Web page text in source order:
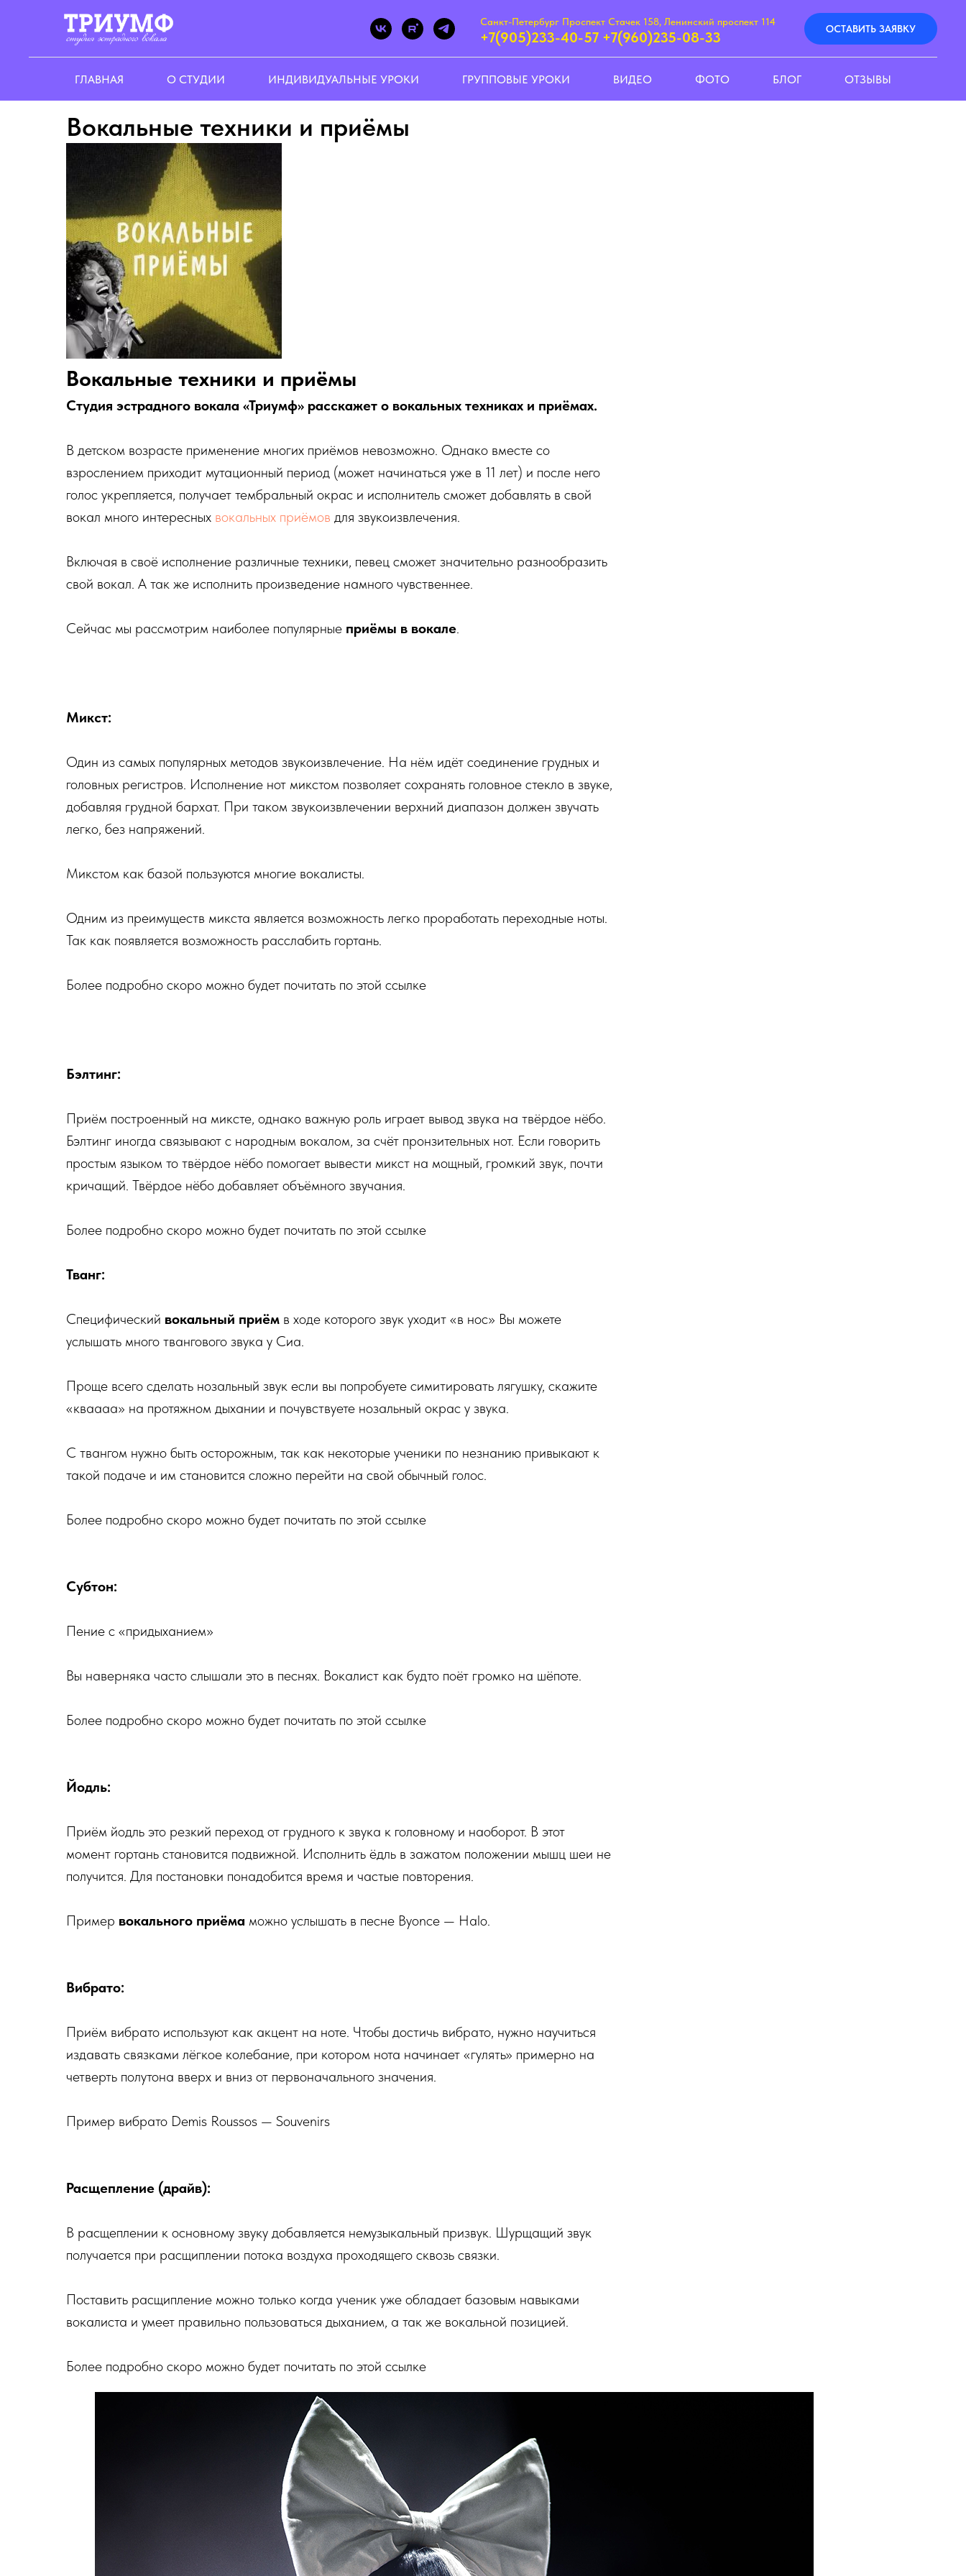
Санкт-Петербург Проспект Стачек 158, Ленинский проспект 114
+7(905)233-40-57 +7(960)235-08-33
ОСТАВИТЬ ЗАЯВКУ
ГЛАВНАЯ О СТУДИИ ИНДИВИДУАЛЬНЫЕ УРОКИ ГРУППОВЫЕ УРОКИ ВИДЕО ФОТО БЛОГ ОТЗЫВЫ
Вокальные техники и приёмы
Вокальные техники и приёмы
Студия эстрадного вокала «Триумф» расскажет о вокальных техниках и приёмах.
В детском возрасте применение многих приёмов невозможно. Однако вместе со
взрослением приходит мутационный период (может начинаться уже в 11 лет) и после него
голос укрепляется, получает тембральный окрас и исполнитель сможет добавлять в свой
вокал много интересных вокальных приёмов для звукоизвлечения.
Включая в своё исполнение различные техники, певец сможет значительно разнообразить
свой вокал. А так же исполнить произведение намного чувственнее.
Сейчас мы рассмотрим наиболее популярные приёмы в вокале.
Микст:
Один из самых популярных методов звукоизвлечение. На нём идёт соединение грудных и
головных регистров. Исполнение нот микстом позволяет сохранять головное стекло в звуке,
добавляя грудной бархат. При таком звукоизвлечении верхний диапазон должен звучать
легко, без напряжений.
Микстом как базой пользуются многие вокалисты.
Одним из преимуществ микста является возможность легко проработать переходные ноты.
Так как появляется возможность расслабить гортань.
Более подробно скоро можно будет почитать по этой ссылке
Бэлтинг:
Приём построенный на миксте, однако важную роль играет вывод звука на твёрдое нёбо.
Бэлтинг иногда связывают с народным вокалом, за счёт пронзительных нот. Если говорить
простым языком то твёрдое нёбо помогает вывести микст на мощный, громкий звук, почти
кричащий. Твёрдое нёбо добавляет объёмного звучания.
Более подробно скоро можно будет почитать по этой ссылке
Тванг:
Специфический вокальный приём в ходе которого звук уходит «в нос» Вы можете
услышать много твангового звука у Сиа.
Проще всего сделать нозальный звук если вы попробуете симитировать лягушку, скажите
«кваааа» на протяжном дыхании и почувствуете нозальный окрас у звука.
С твангом нужно быть осторожным, так как некоторые ученики по незнанию привыкают к
такой подаче и им становится сложно перейти на свой обычный голос.
Более подробно скоро можно будет почитать по этой ссылке
Субтон:
Пение с «придыханием»
Вы наверняка часто слышали это в песнях. Вокалист как будто поёт громко на шёпоте.
Более подробно скоро можно будет почитать по этой ссылке
Йодль:
Приём йодль это резкий переход от грудного к звука к головному и наоборот. В этот
момент гортань становится подвижной. Исполнить ёдль в зажатом положении мышц шеи не
получится. Для постановки понадобится время и частые повторения.
Пример вокального приёма можно услышать в песне Byonce — Halo.
Вибрато:
Приём вибрато используют как акцент на ноте. Чтобы достичь вибрато, нужно научиться
издавать связками лёгкое колебание, при котором нота начинает «гулять» примерно на
четверть полутона вверх и вниз от первоначального значения.
Пример вибрато Demis Roussos — Souvenirs
Расщепление (драйв):
В расщеплении к основному звуку добавляется немузыкальный призвук. Шурщащий звук
получается при расщиплении потока воздуха проходящего сквозь связки.
Поставить расщипление можно только когда ученик уже обладает базовым навыками
вокалиста и умеет правильно пользоваться дыханием, а так же вокальной позицией.
Более подробно скоро можно будет почитать по этой ссылке